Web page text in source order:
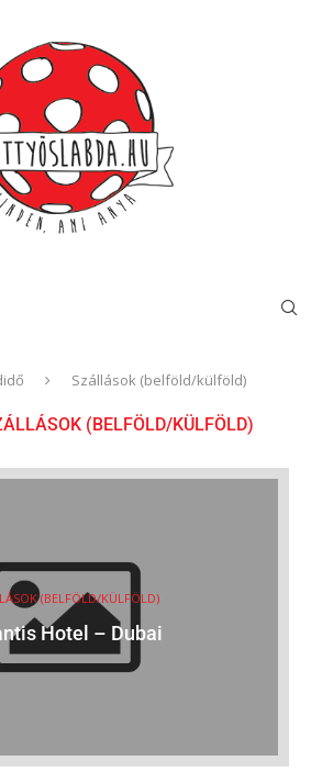
Szállások (belföld/külföld)
(BELFÖLD/KÜLFÖLD)
(BELFÖLD/KÜLFÖLD)
Hotel – Dubai